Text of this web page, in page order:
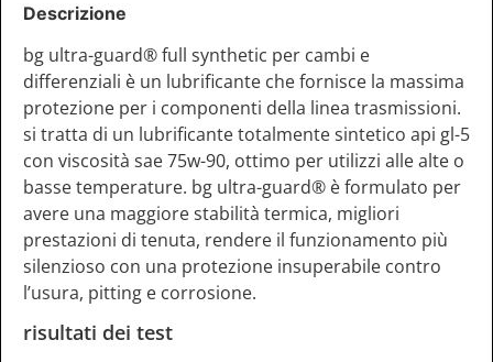
Descrizione
bg ultra-guard® full synthetic per cambi e
differenziali è un lubrificante che fornisce la massima
protezione per i componenti della linea trasmissioni.
si tratta di un lubrificante totalmente sintetico api gl-5
con viscosità sae 75w-90, ottimo per utilizzi alle alte o
basse temperature. bg ultra-guard® è formulato per
avere una maggiore stabilità termica, migliori
prestazioni di tenuta, rendere il funzionamento più
silenzioso con una protezione insuperabile contro
l’usura, pitting e corrosione.
risultati dei test